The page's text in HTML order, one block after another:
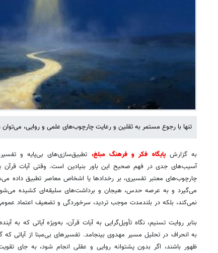
تنها با رجوع مستمر به ثقلین و رعایت چارچوب‌های علمی و روایی،
به گزارشپایگاه فکر و فرهنگ مبلغ، تطبیق‌سازی‌های بی‌پایه و
آسیب‌های جدی در فهم صحیح این باور بنیادین است. وقتی آیات قرآن
چارچوب‌های معتبر تفسیری، بر رخدادها یا اشخاص معاصر تطبیق داده
می‌گیرد و به عرصه حدس، هیجان و برداشت‌های سلیقه‌ای کشیده می‌شود.
نمی‌کند، بلکه در بلندمدت موجب تردید، سرخوردگی و تضعیف اعتماد
بنابر روایت تسنیم، نگاه تأویل‌گرایی به آیات قرآن، به‌ویژه آیاتی که به
به انحراف در تحلیل مسیر مهدوی بینجامد. تفسیرهای بی‌مبنا از آیاتی که
ظهور باشند، اگر بدون پشتوانه روایی و عقلی انجام شود، به جای